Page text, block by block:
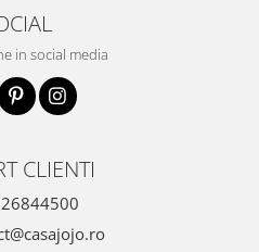
in social media
CLIENTI